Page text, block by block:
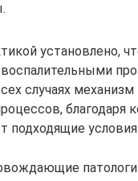
установлено,
случаях
подходящие